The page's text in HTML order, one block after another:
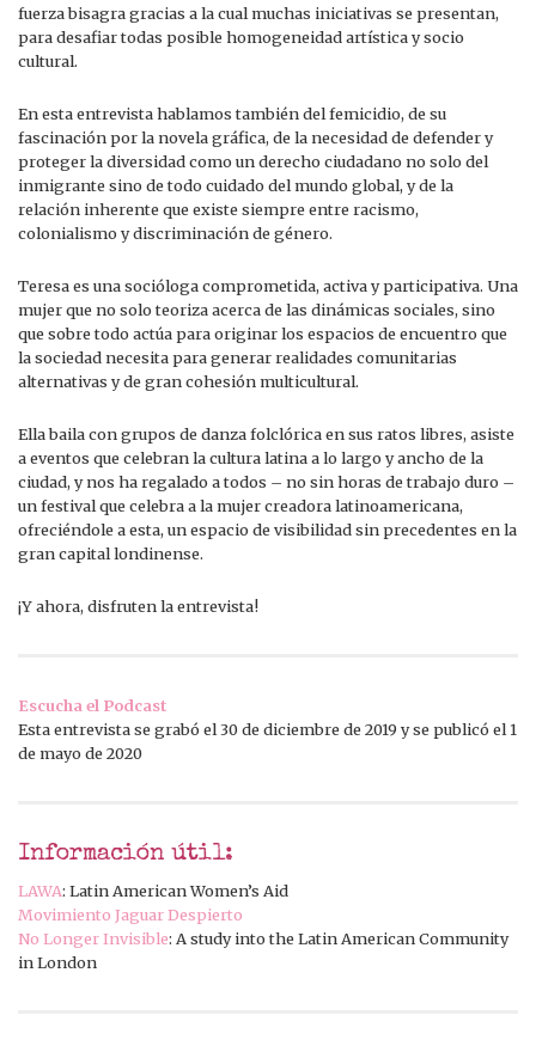
fuerza bisagra gracias a la cual muchas iniciativas se presentan,
para desafiar todas posible homogeneidad artística y socio
cultural.
En esta entrevista hablamos también del femicidio, de su
fascinación por la novela gráfica, de la necesidad de defender y
proteger la diversidad como un derecho ciudadano no solo del
inmigrante sino de todo cuidado del mundo global, y de la
relación inherente que existe siempre entre racismo,
colonialismo y discriminación de género.
Teresa es una socióloga comprometida, activa y participativa. Una
mujer que no solo teoriza acerca de las dinámicas sociales, sino
que sobre todo actúa para originar los espacios de encuentro que
la sociedad necesita para generar realidades comunitarias
alternativas y de gran cohesión multicultural.
Ella baila con grupos de danza folclórica en sus ratos libres, asiste
a eventos que celebran la cultura latina a lo largo y ancho de la
ciudad, y nos ha regalado a todos – no sin horas de trabajo duro –
un festival que celebra a la mujer creadora latinoamericana,
ofreciéndole a esta, un espacio de visibilidad sin precedentes en la
gran capital londinense.
¡Y ahora, disfruten la entrevista!
Escucha el Podcast
Esta entrevista se grabó el 30 de diciembre de 2019 y se publicó el 1
de mayo de 2020
Información útil:
LAWA: Latin American Women’s Aid
Movimiento Jaguar Despierto
No Longer Invisible: A study into the Latin American Community
in London